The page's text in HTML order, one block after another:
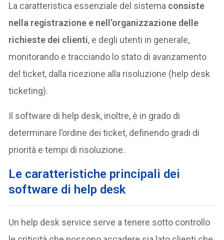
La caratteristica essenziale del sistema consiste
nella registrazione e nell’organizzazione delle
richieste dei clienti, e degli utenti in generale,
monitorando e tracciando lo stato di avanzamento
del ticket, dalla ricezione alla risoluzione (help desk
ticketing).
Il software di help desk, inoltre, è in grado di
determinare l’ordine dei ticket, definendo gradi di
priorità e tempi di risoluzione.
Le caratteristiche principali dei
software di help desk
Un help desk service serve a tenere sotto controllo